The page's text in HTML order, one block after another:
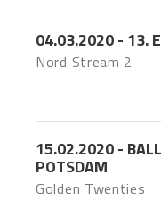
04.03.2020 - 13.
Nord Stream 2
15.02.2020 -
POTSDAM
Golden Twenties